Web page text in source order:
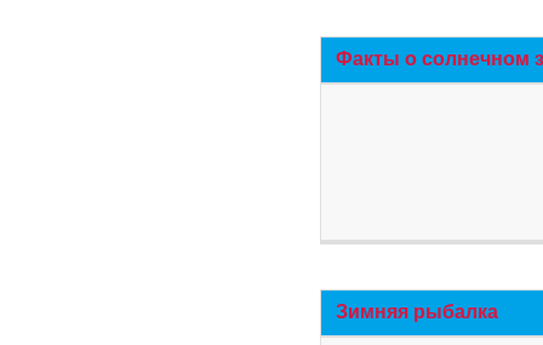
Факты о солнечном
Зимняя рыбалка